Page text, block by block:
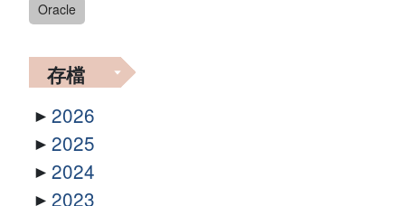
Oracle
存檔
2026
2025
2024
2023